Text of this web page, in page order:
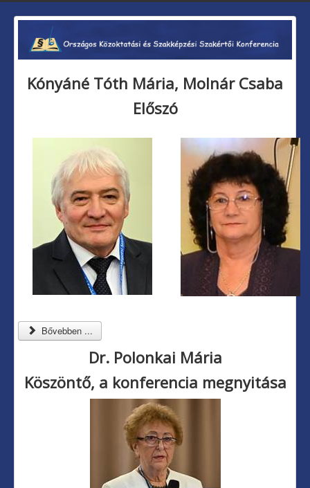
Kónyáné Tóth Mária, Molnár Csaba
Előszó
Bővebben ...
Dr. Polonkai Mária
Köszöntő, a konferencia megnyitása